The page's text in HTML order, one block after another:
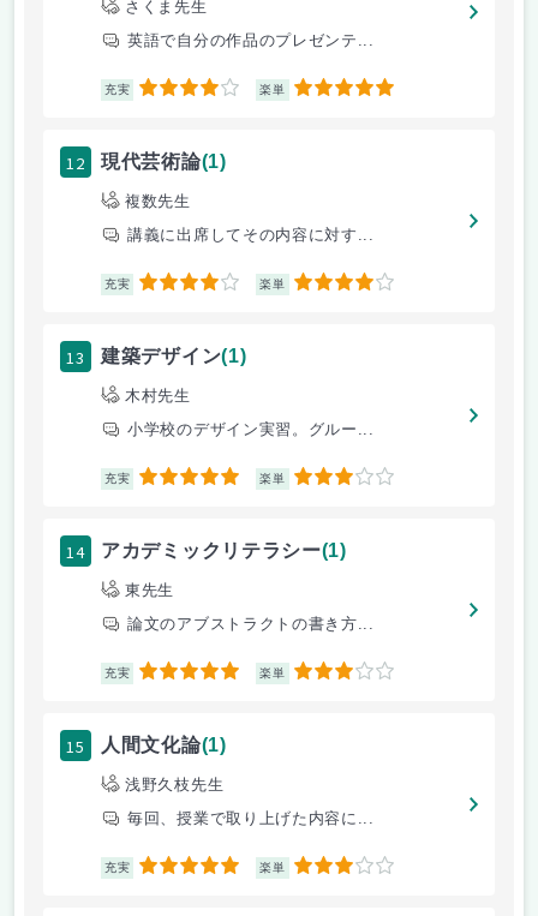
さくま先生
英語で自分の作品のプレゼンテ...
充実 4 楽単 5
12 現代芸術論(1)
複数先生
講義に出席してその内容に対す...
充実 4 楽単 4
13 建築デザイン(1)
木村先生
小学校のデザイン実習。グルー...
充実 5 楽単 3
14 アカデミックリテラシー(1)
東先生
論文のアブストラクトの書き方...
充実 5 楽単 3
15 人間文化論(1)
浅野久枝先生
毎回、授業で取り上げた内容に...
充実 5 楽単 3